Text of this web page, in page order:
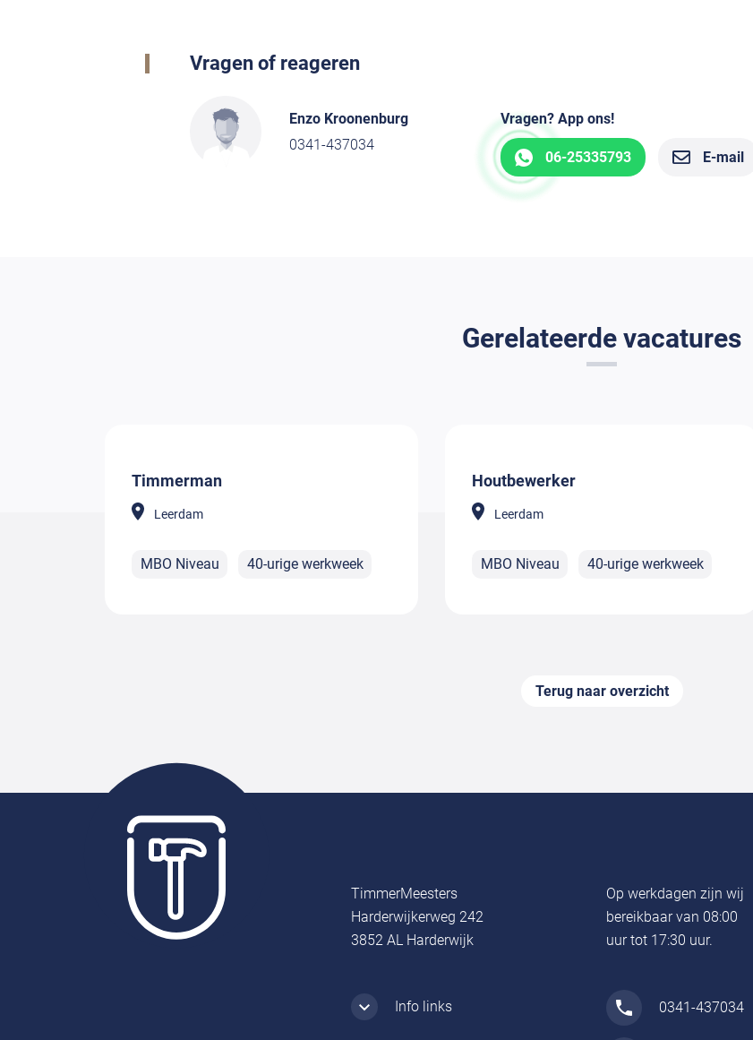
Vragen of reageren
Enzo Kroonenburg
0341-437034
Vragen? App ons!
06-25335793 E-mail
Gerelateerde vacatures
Timmerman
Leerdam
MBO Niveau 40-urige werkweek
Houtbewerker
Leerdam
MBO Niveau 40-urige werkweek
Terug naar overzicht
TimmerMeesters
Harderwijkerweg 242
3852 AL Harderwijk
Op werkdagen zijn wij
bereikbaar van 08:00
uur tot 17:30 uur.
Info links 0341-437034